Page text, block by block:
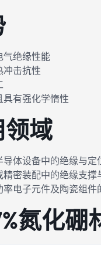
气绝缘性能
冲击抗性
具有强化学惰性
域
体设备中的绝缘与定
密装配中的绝缘支撑
率电子元件及陶瓷组件
氮化硼